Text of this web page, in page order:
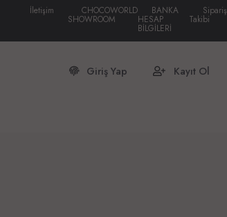
İletişim CHOCOWORLD
SHOWROOM
BANKA
HESAP
BİLGİLERİ
Sipariş
Takibi
Giriş Yap Kayıt Ol